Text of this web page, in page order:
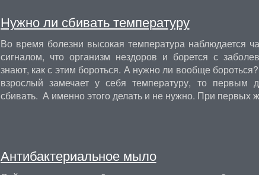
Нужно ли сбивать температуру
Во время болезни высокая температура наблюдается
сигналом, что организм нездоров и борется с
знают, как с этим бороться. А нужно ли вообще
взрослый замечает у себя температуру, то первым
сбивать. А именно этого делать и не нужно. При первых
Антибактериальное мыло